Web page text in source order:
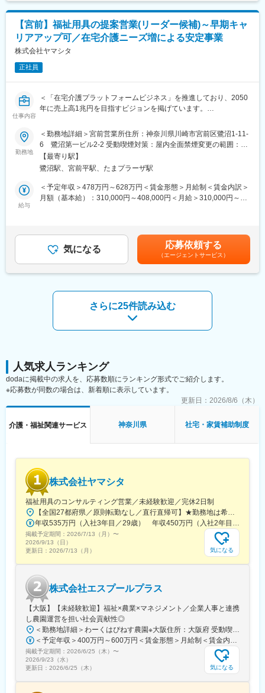
■業界動向
今後さらに介護人口が増えていく中で、介護人材も不足するとさ
れているため、介護施設や直接介護を担うサービスの提供が困難
になっていくことが懸念されています。
福祉用具のレンタルサービスは、在宅介護サービスを受けている
方の7割近くが利用している重要な社会インフラです。介護業界の
変更の範囲：本文参照
(3)納品後に最適に用具が利用されているか、アフターフォローま
で実施
ケアマネジャーとの信頼関係を構築していく営業活動です。
を発掘し、提案営業を行います。
※福祉用具…介護ベッド関連用具、歩行器、入浴関連用品等
■魅力
仕事のやりがいがより良いご利用者様の体験を実現できるという
・DX：業務プロセスの改善により、生産性を向上し、働きやすい
環境の実現
・ビジネスモデルの変革：10万人のご利用者様のデータを蓄積
し、予防や予知へサービス展開
確化、年4回の昇給など)
また、男性も3割以上の方が育休を取得しており、お休みが取りや
すい環境です。
今後さらに介護人口が増えていく中で、介護人材も不足するとさ
れているため、介護施設や直接介護を担うサービスの提供が困難
になっていくことが懸念されています。
福祉用具のレンタルサービスは、在宅介護サービスを受けている
変更の範囲：本文参照
【宮前】福祉用具の提案営業(リーダー候補)～早期キャ
リアアップ可／在宅介護ニーズ増による安定事業
株式会社ヤマシタ
正社員
仕事内容
＜「在宅介護プラットフォームビジネス」を推進しており、2050
年に売上高1兆円を目指すビジョンを掲げています。
を計画しています。＞
■業務内容：【変更の範囲：会社の定める業務】
・居宅介護支援事業者等に福祉用具のレンタル・販売の営業
・利用者に最適な用具の選定、納品、相談対応
・商材は、介護ベッド関連用具、移動関連用具（車いす、歩行器
など）、入浴関連用品、排泄関連用品生活関連用品
・住宅改修（手すりの設置など）のプランニング
営業先はケアマネジャーとなり、ケアマネジャーからの紹介で一
般ユーザー（個人の方々）への福祉用具の選定・相談を行いま
す。
(3)納品後に最適に用具が利用されているか、アフターフォローま
ケアマネジャーとの信頼関係を構築していく営業活動です。
要望を伺うだけでなく、ケアマネジャーも気づいていないニーズ
■魅力
仕事のやりがいがより良いご利用者様の体験を実現できるという
考えのもと、業界変革に向け下記取り組みをしています。
・DX：業務プロセスの改善により、生産性を向上し、働きやすい
・ビジネスモデルの変革：10万人のご利用者様のデータを蓄積
確化、年4回の昇給など)
■就業環境
月に1～3回土日祝出勤がありますが、平日に必ず振休取得をして
います。チーム体制で仕事をするため、休みの日に対応が発生す
ることはありません。
また、男性も3割以上の方が育休を取得しており、お休みが取りや
すい環境です。
■業界動向
今後さらに介護人口が増えていく中で、介護人材も不足するとさ
れているため、介護施設や直接介護を担うサービスの提供が困難
になっていくことが懸念されています。
福祉用具のレンタルサービスは、在宅介護サービスを受けている
方の7割近くが利用している重要な社会インフラです。介護業界の
人手不足解消・将来世代への財負担抑制にもつながり、大きな社
会貢献になっています。
変更の範囲：本文参照
勤務地
＜勤務地詳細＞宮前営業所住所：神奈川県川崎市宮前区鷺沼1-11-
6 鷺沼第一ビル2-2 受動喫煙対策：屋内全面禁煙変更の範囲：会
社の定める事業所（リモートワーク含む）
【最寄り駅】
鷺沼駅、宮前平駅、たまプラーザ駅
給与
＜予定年収＞478万円～628万円＜賃金形態＞月給制＜賃金内訳＞
月額（基本給）：310,000円～408,000円＜月給＞310,000円～
までも目安の金額であり、選考を通じて上下する可能性がありま
す。月給(月額)は固定手当を含めた表記です。
気になる 応募依頼する
（エージェントサービス）
さらに25件読み込む
人気求人ランキング
dodaに掲載中の求人を、応募数順にランキング形式でご紹介します。
※応募数が同数の場合は、新着順に表示しています。
更新日： 2026/8/6（木）
介護・福祉関連サービス 神奈川県 社宅・家賃補助制度
株式会社ヤマシタ
福祉用具のコンサルティング営業／未経験歓迎／完休2日制
掲載予定期間： 2026/7/13（月） 〜
2026/9/13（日）
更新日： 2026/7/13（月） 気になる
株式会社エスプールプラス
【大阪】【未経験歓迎】福祉×農業×マネジメント／企業人事と連携
し農園運営を担い社会貢献性◎
掲載予定期間： 2026/6/25（木） 〜
2026/9/23（水）
更新日： 2026/6/25（木） 気になる